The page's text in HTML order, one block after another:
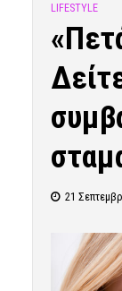
LIFESTYLE
21